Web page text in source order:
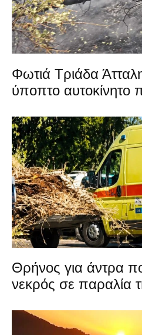
Φωτιά Τριάδα
ύποπτο αυτοκίνητο
Θρήνος για άντρα
νεκρός σε παραλία